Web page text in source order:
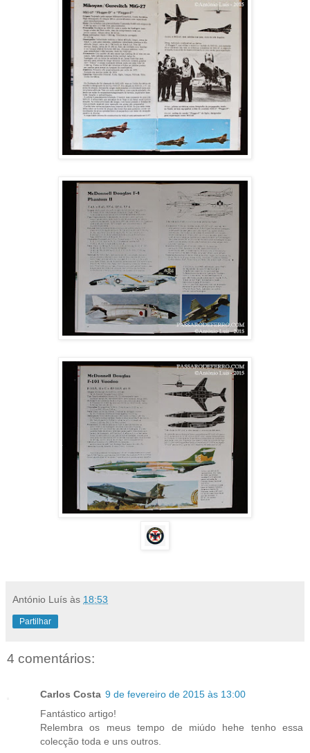
António Luís às 18:53
Partilhar
4 comentários:
Carlos Costa 9 de fevereiro de 2015 às 13:00
Fantástico artigo!
Relembra os meus tempo de miúdo hehe tenho essa
colecção toda e uns outros.